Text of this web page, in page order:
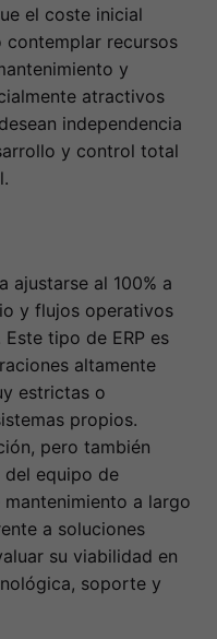
el coste inicial
contemplar recursos
y
atractivos
independencia
y control total
ajustarse al 100% a
y flujos operativos
tipo de ERP es
altamente
estrictas o
propios.
pero también
del equipo de
a largo
a soluciones
su viabilidad en
soporte y